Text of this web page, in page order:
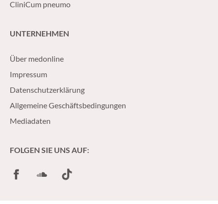
CliniCum pneumo
UNTERNEHMEN
Über medonline
Impressum
Datenschutzerklärung
Allgemeine Geschäftsbedingungen
Mediadaten
FOLGEN SIE UNS AUF:
FacebookSoundCloud
TikTok